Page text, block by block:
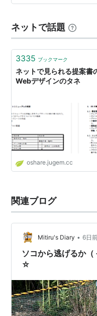
はてなブログにアクセ
分にはサッパリわから
来たので、熱中症のご
したしばらく休憩する
ネットで話題
3335 ブックマーク
ネットで見られる提案書
Webデザインのタネ
oshare.jugem.cc
関連ブログ
Mitiru's Diary • 6日
ソコから逃げるか
☆